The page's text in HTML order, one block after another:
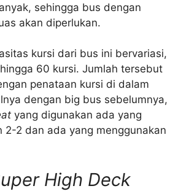
sehingga bus dengan
akan diperlukan.
kursi dari bus ini bervariasi,
60 kursi. Jumlah tersebut
penataan kursi di dalam
dengan big bus sebelumnya,
yang digunakan ada yang
2-2 dan ada yang menggunakan
High Deck